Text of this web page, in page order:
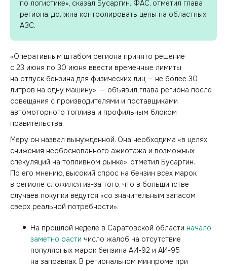
по логистике», сказал Бусаргин. ФАС, отметил глава
региона, должна контролировать цены на областных
АЗС.
«Оперативным штабом региона принято решение
с 23 июня по 30 июня ввести временные лимиты
на отпуск бензина для физических лиц — не более 30
литров на одну машину», — объявил глава региона после
совещания с производителями и поставщиками
автомоторного топлива и профильным блоком
правительства.
Меру он назвал вынужденной. Она необходима «в целях
снижения необоснованного ажиотажа и возможных
спекуляций на топливном рынке», отметил Бусаргин.
По его мнению, высокий спрос на бензин всех марок
в регионе сложился из-за того, что в большинстве
случаев покупки ведутся «со значительным запасом
сверх реальной потребности».
На прошлой неделе в Саратовской области начало
заметно расти число жалоб на отсутствие
популярных марок бензина АИ-92 и АИ-95
на заправках. В региональном минпроме при